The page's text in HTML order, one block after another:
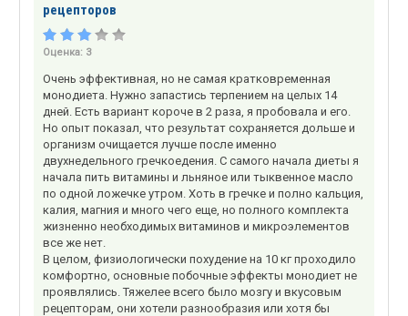
рецепторов
Оценка: 3
Очень эффективная, но не самая кратковременная
монодиета. Нужно запастись терпением на целых 14
дней. Есть вариант короче в 2 раза, я пробовала и его.
Но опыт показал, что результат сохраняется дольше и
организм очищается лучше после именно
двухнедельного гречкоедения. С самого начала диеты я
начала пить витамины и льняное или тыквенное масло
по одной ложечке утром. Хоть в гречке и полно кальция,
калия, магния и много чего еще, но полного комплекта
жизненно необходимых витаминов и микроэлементов
все же нет.
В целом, физиологически похудение на 10 кг проходило
комфортно, основные побочные эффекты монодиет не
проявлялись. Тяжелее всего было мозгу и вкусовым
рецепторам, они хотели разнообразия или хотя бы